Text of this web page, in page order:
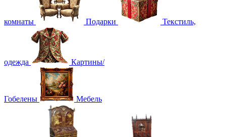
комнаты Подарки Текстиль,
одежда Картины/
Гобелены Мебель